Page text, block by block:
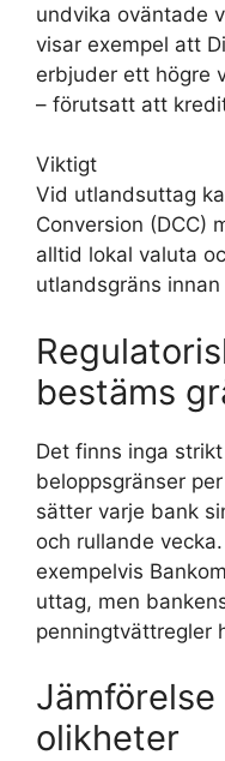
undvika oväntade
visar exempel att
erbjuder ett högre
– förutsatt att
Viktigt
Vid utlandsuttag
Conversion (DCC)
alltid lokal valuta
utlandsgräns innan
bestäms
Det finns inga
beloppsgränser
sätter varje bank
och rullande
exempelvis
uttag, men
penningtvättregler
olikheter